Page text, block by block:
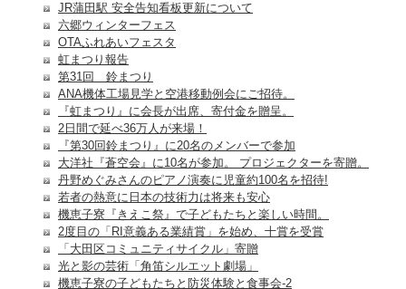
JR蒲田駅 安全告知看板更新について
六郷ウィンターフェス
OTAふれあいフェスタ
虹まつり報告
第31回 鈴まつり
ANA機体工場見学と空港移動例会にご招待。
『虹まつり』に会長が出席、寄付金を贈呈。
2日間で延べ36万人が来場！
『第30回鈴まつり』に20名のメンバーで参加
大洋社『蒼空会』に10名が参加。 プロジェクターを寄贈。
丹野めぐみさんのピアノ演奏に児童約100名を招待!
若者の熱意に日本の技術力は将来も安心
機恵子寮『きえこ祭』で子どもたちと楽しい時間。
2度目の「RI意義ある業績賞」を始め、十賞を受賞
「大田区コミュニティサイクル」寄贈
光と影の芸術「角笛シルエット劇場」
機恵子寮の子どもたちと防災体験と食事会-2